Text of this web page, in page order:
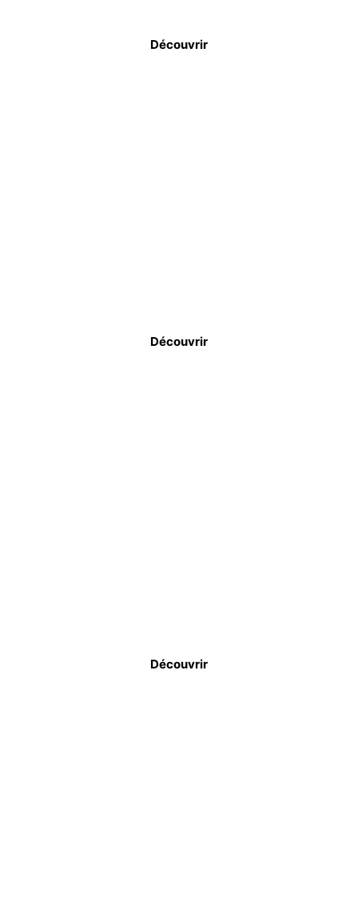
Découvrir
Découvrir
Découvrir